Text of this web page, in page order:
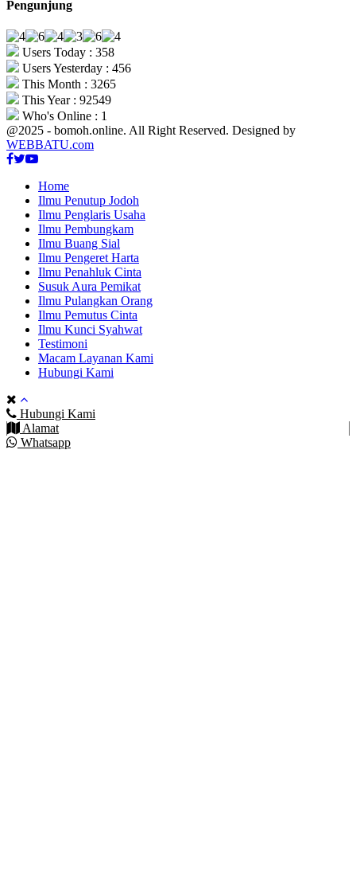
Pengunjung
Users Today : 358
Users Yesterday : 456
This Month : 3265
This Year : 92549
Who's Online : 1
@2025 - bomoh.online. All Right Reserved. Designed by
WEBBATU.com
Facebook
Twitter
Youtube
Home
Ilmu Penutup Jodoh
Ilmu Penglaris Usaha
Ilmu Pembungkam
Ilmu Buang Sial
Ilmu Pengeret Harta
Ilmu Penahluk Cinta
Susuk Aura Pemikat
Ilmu Pulangkan Orang
Ilmu Pemutus Cinta
Ilmu Kunci Syahwat
Testimoni
Macam Layanan Kami
Hubungi Kami
Hubungi Kami
Alamat
Whatsapp